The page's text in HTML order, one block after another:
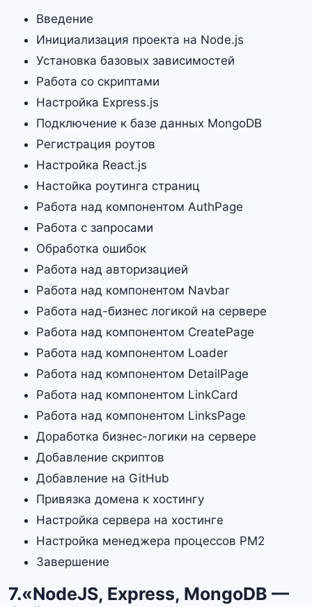
Введение
Инициализация проекта на Node.js
Установка базовых зависимостей
Работа со скриптами
Настройка Express.js
Подключение к базе данных MongoDB
Регистрация роутов
Настройка React.js
Настойка роутинга страниц
Работа над компонентом AuthPage
Работа с запросами
Обработка ошибок
Работа над авторизацией
Работа над компонентом Navbar
Работа над-бизнес логикой на сервере
Работа над компонентом CreatePage
Работа над компонентом Loader
Работа над компонентом DetailPage
Работа над компонентом LinkCard
Работа над компонентом LinksPage
Доработка бизнес-логики на сервере
Добавление скриптов
Добавление на GitHub
Привязка домена к хостингу
Настройка сервера на хостинге
Настройка менеджера процессов PM2
Завершение
7.«NodeJS, Express, MongoDB —